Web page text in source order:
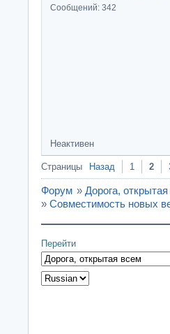
Сообщений: 342
Неактивен
Страницы Назад 1 2
Форум » Дорога,
» Совместимость новых
Перейти